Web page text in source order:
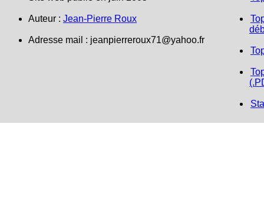
Auteur : Jean-Pierre Roux
Adresse mail : jeanpierreroux71@yahoo.fr